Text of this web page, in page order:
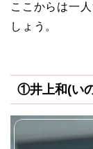
ここからは一
しょう。
①井上和(い